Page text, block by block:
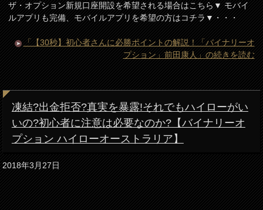
ザ・オプション新規口座開設を希望される場合はこちら▼ モバイ
ルアプリも完備、モバイルアプリを希望の方はコチラ▼・・・
「【30秒】初心者さんに必勝ポイントの解説！「バイナリーオ
プション」前田康人」の続きを読む
凍結?出金拒否?真実を暴露!それでもハイローがい
いの?初心者に注意は必要なのか?【バイナリーオ
プション ハイローオーストラリア】
2018年3月27日